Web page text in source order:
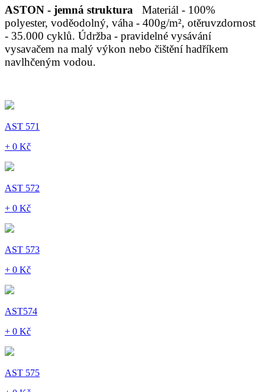
ASTON - jemná struktura
Materiál - 100%
polyester, voděodolný, váha - 400g/m², otěruvzdornost
- 35.000 cyklů. Údržba - pravidelné vysávání
vysavačem na malý výkon nebo čištění hadříkem
navlhčeným vodou.
AST 571
+ 0 Kč
AST 572
+ 0 Kč
AST 573
+ 0 Kč
AST574
+ 0 Kč
AST 575